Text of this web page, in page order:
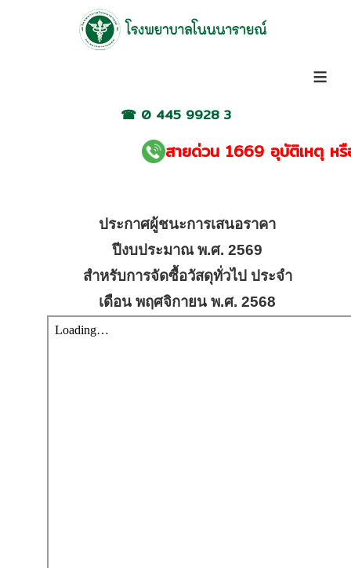
≡
☎ 0 445 9928 3
สายด่วน 1669 อุบัติเหตุ หรือ เ
ประกาศผู้ชนะการเสนอราคา
ปีงบประมาณ พ.ศ. 2569
สำหรับการจัดซื้อวัสดุทั่วไป ประจำ
เดือน พฤศจิกายน พ.ศ. 2568